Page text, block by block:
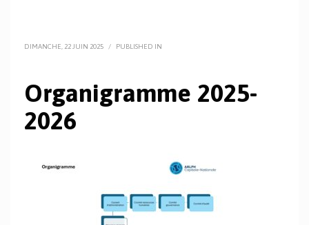
DIMANCHE, 22 JUIN 2025 / PUBLISHED IN
Organigramme 2025-
2026